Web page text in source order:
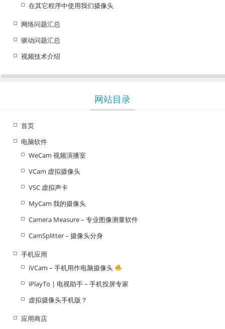
在其它程序中使用我们摄像头
网络问题汇总
驱动问题汇总
视频技术介绍
网站目录
首页
电脑软件
WeCam 视频演播室
VCam 虚拟摄像头
VSC 虚拟声卡
MyCam 我的摄像头
Camera Measure – 专业图像测量软件
CamSplitter – 摄像头分身
手机应用
iVCam – 手机用作电脑摄像头
iPlayTo | 电视助手 – 手机投屏专家
虚拟摄像头手机版？
应用商店